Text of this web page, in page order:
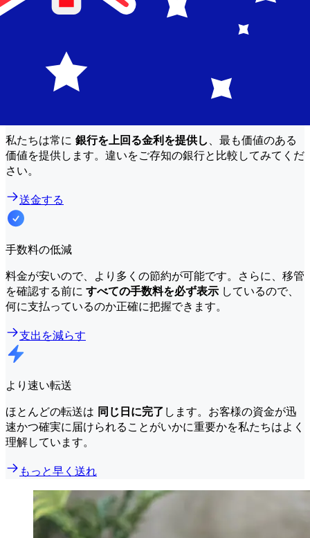
なぜ従来の銀行ではなくXeで送金する
のですか?
私たちは常に 銀行を上回る金利を提供し 、最も価値のある
価値を提供します。違いをご存知の銀行と比較してみてくだ
さい。
送金する
手数料の低減
料金が安いので、より多くの節約が可能です。さらに、移管
を確認する前に すべての手数料を必ず表示 しているので、
何に支払っているのか正確に把握できます。
支出を減らす
より速い転送
ほとんどの転送は 同じ日に完了 します。お客様の資金が迅
速かつ確実に届けられることがいかに重要かを私たちはよく
理解しています。
もっと早く送れ